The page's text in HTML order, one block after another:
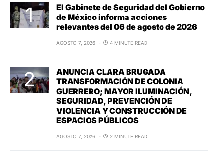
El Gabinete de Seguridad del Gobierno
de México informa acciones
relevantes del 06 de agosto de 2026
AGOSTO 7, 2026 4 MINUTE READ
ANUNCIA CLARA BRUGADA
TRANSFORMACIÓN DE COLONIA
GUERRERO; MAYOR ILUMINACIÓN,
SEGURIDAD, PREVENCIÓN DE
VIOLENCIA Y CONSTRUCCIÓN DE
ESPACIOS PÚBLICOS
AGOSTO 7, 2026 2 MINUTE READ